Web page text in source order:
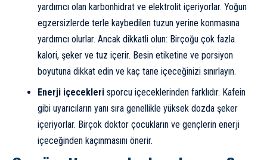
yardımcı olan karbonhidrat ve elektrolit içeriyorlar. Yoğun
egzersizlerde terle kaybedilen tuzun yerine konmasına
yardımcı olurlar. Ancak dikkatli olun: Birçoğu çok fazla
kalori, şeker ve tuz içerir. Besin etiketine ve porsiyon
boyutuna dikkat edin ve kaç tane içeceğinizi sınırlayın.
Enerji içecekleri sporcu içeceklerinden farklıdır. Kafein
gibi uyarıcıların yanı sıra genellikle yüksek dozda şeker
içeriyorlar. Birçok doktor çocukların ve gençlerin enerji
içeceğinden kaçınmasını önerir.